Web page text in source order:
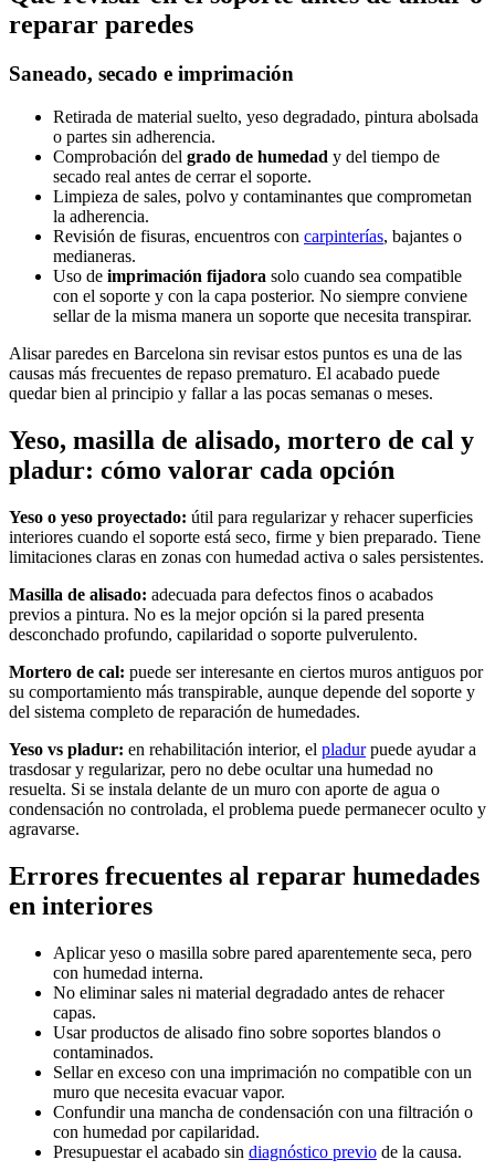
reparar paredes
Saneado, secado e imprimación
Retirada de material suelto, yeso degradado, pintura abolsada
o partes sin adherencia.
Comprobación del grado de humedad y del tiempo de
secado real antes de cerrar el soporte.
Limpieza de sales, polvo y contaminantes que comprometan
la adherencia.
Revisión de fisuras, encuentros con carpinterías, bajantes o
medianeras.
Uso de imprimación fijadora solo cuando sea compatible
con el soporte y con la capa posterior. No siempre conviene
sellar de la misma manera un soporte que necesita transpirar.
Alisar paredes en Barcelona sin revisar estos puntos es una de las
causas más frecuentes de repaso prematuro. El acabado puede
quedar bien al principio y fallar a las pocas semanas o meses.
Yeso, masilla de alisado, mortero de cal y
pladur: cómo valorar cada opción
Yeso o yeso proyectado: útil para regularizar y rehacer superficies
interiores cuando el soporte está seco, firme y bien preparado. Tiene
limitaciones claras en zonas con humedad activa o sales persistentes.
Masilla de alisado: adecuada para defectos finos o acabados
previos a pintura. No es la mejor opción si la pared presenta
desconchado profundo, capilaridad o soporte pulverulento.
Mortero de cal: puede ser interesante en ciertos muros antiguos por
su comportamiento más transpirable, aunque depende del soporte y
del sistema completo de reparación de humedades.
Yeso vs pladur: en rehabilitación interior, el pladurpuede ayudar a
trasdosar y regularizar, pero no debe ocultar una humedad no
resuelta. Si se instala delante de un muro con aporte de agua o
condensación no controlada, el problema puede permanecer oculto y
agravarse.
Errores frecuentes al reparar humedades
en interiores
Aplicar yeso o masilla sobre pared aparentemente seca, pero
con humedad interna.
No eliminar sales ni material degradado antes de rehacer
capas.
Usar productos de alisado fino sobre soportes blandos o
contaminados.
Sellar en exceso con una imprimación no compatible con un
muro que necesita evacuar vapor.
Confundir una mancha de condensación con una filtración o
con humedad por capilaridad.
Presupuestar el acabado sin diagnóstico previo de la causa.